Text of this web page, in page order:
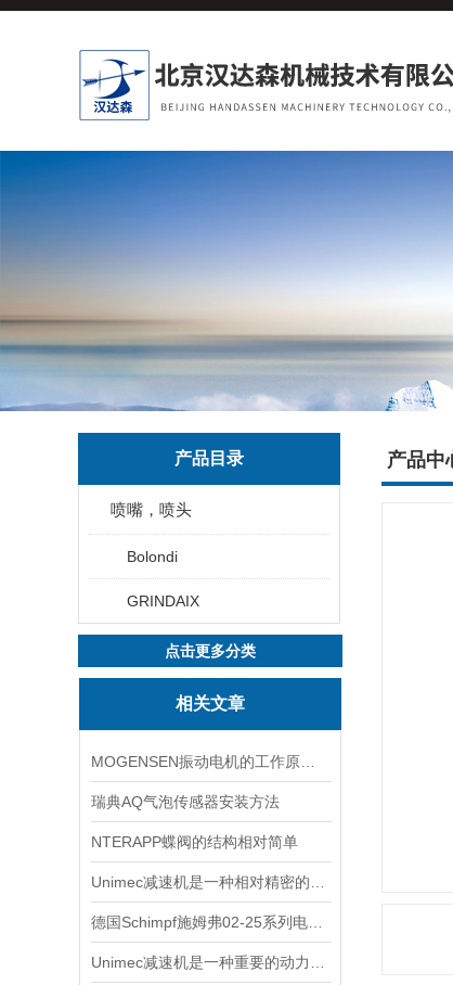
产品目录
喷嘴，喷头
Bolondi
GRINDAIX
点击更多分类
相关文章
瑞典AQ气泡传感器安装方法
NTERAPP蝶阀的结构相对简单
产品中